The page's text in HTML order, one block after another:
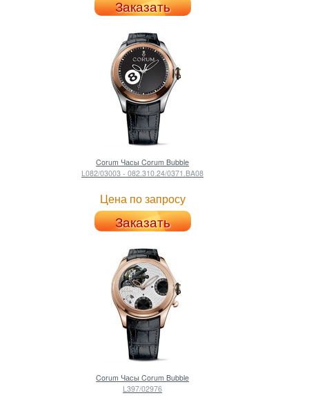
Заказать
Corum Часы Corum Bubble
L082/03003 - 082.310.24/0371.BA08
Цена по запросу
Заказать
Corum Часы Corum Bubble
L397/02976